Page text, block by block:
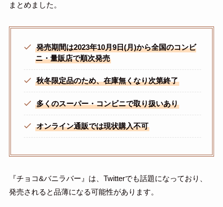
まとめました。
発売期間は2023年10月9日(月)から全国のコンビ
ニ・量販店で順次発売
秋冬限定品のため、在庫無くなり次第終了
多くのスーパー・コンビニで取り扱いあり
オンライン通販では現状購入不可
『チョコ&バニラバー』は、Twitterでも話題になっており、
発売されると品薄になる可能性があります。